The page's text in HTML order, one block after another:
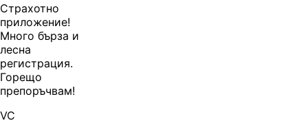
Страхотно
приложение!
Много бърза и
лесна
регистрация.
Горещо
препоръчвам!
VC